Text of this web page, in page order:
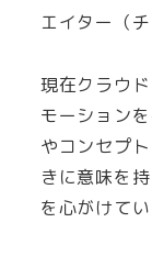
エイター（
現在クラウ
モーション
やコンセプ
きに意味を
を心がけてい